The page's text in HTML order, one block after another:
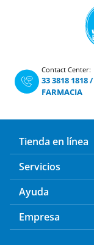
Contact Center:
33 3818 1818/
FARMACIA
Tienda en línea
Servicios
Ayuda
Empresa